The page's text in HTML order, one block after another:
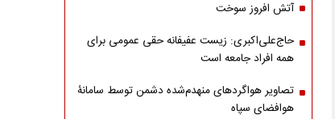
آتش افروز سوخت
حاج‌علی‌اکبری: زیست عفیفانه حقی عمومی برای
همه افراد جامعه است
تصاویر هواگردهای منهدم‌شده دشمن توسط سامانۀ
هوافضای سپاه